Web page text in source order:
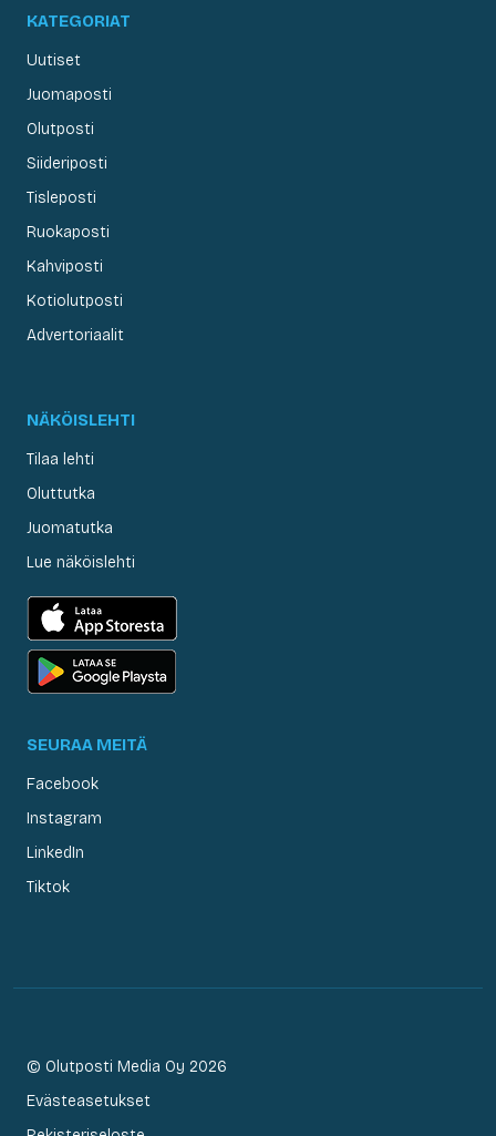
KATEGORIAT
Uutiset
Juomaposti
Olutposti
Siideriposti
Tisleposti
Ruokaposti
Kahviposti
Kotiolutposti
Advertoriaalit
NÄKÖISLEHTI
Tilaa lehti
Oluttutka
Juomatutka
Lue näköislehti
SEURAA MEITÄ
Facebook
Instagram
LinkedIn
Tiktok
© Olutposti Media Oy 2026
Evästeasetukset